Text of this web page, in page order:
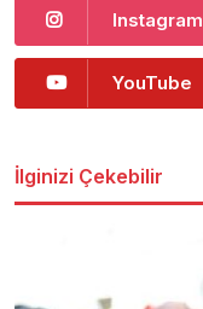
Instagram
YouTube
İlginizi Çekebilir